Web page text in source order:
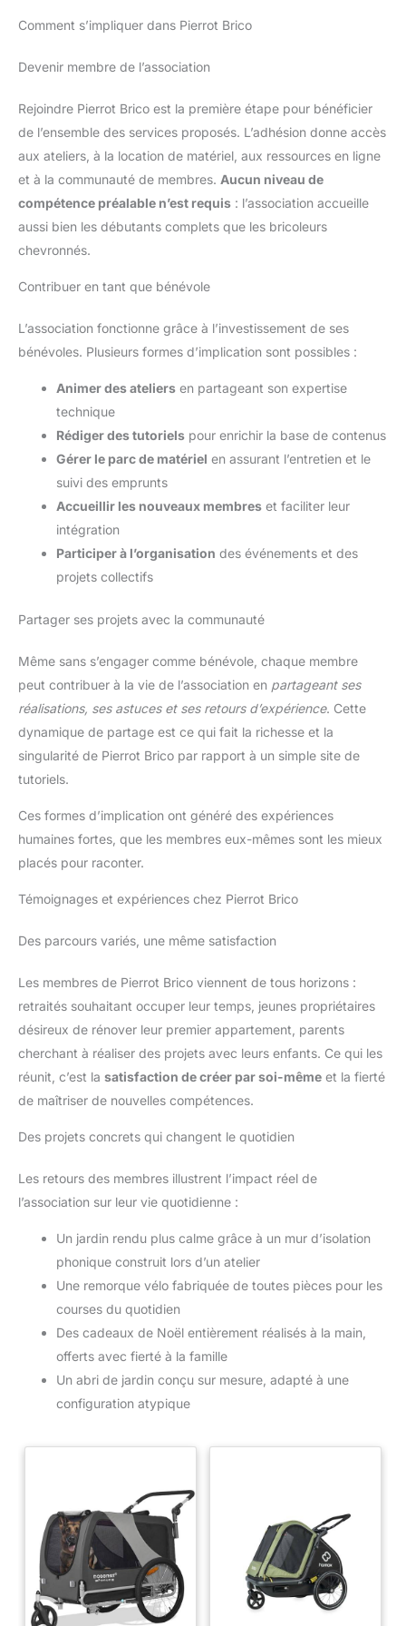
Nnous et Profitez du Service
de fahfana. Nous offrons un
également une équipe de
professionnelle pour fournir des
conseils et un service après -
vente. Nous prenons très au
sérieux les Précautions : 1.
complètement la batterie.
batteries de rechange est plus
efficace, préserve les cellules
batterie dans un endroit frais et
durée de vie ; 3. N’utilisez pas
appareils afin d’éviter toute
Comment s’impliquer dans Pierrot Brico
Devenir membre de l’association
Rejoindre Pierrot Brico est la première étape pour bénéficier
de l’ensemble des services proposés. L’adhésion donne accès
aux ateliers, à la location de matériel, aux ressources en ligne
et à la communauté de membres. Aucun niveau de
compétence préalable n’est requis : l’association accueille
aussi bien les débutants complets que les bricoleurs
chevronnés.
Contribuer en tant que bénévole
L’association fonctionne grâce à l’investissement de ses
bénévoles. Plusieurs formes d’implication sont possibles :
Animer des ateliers en partageant son expertise
technique
Rédiger des tutoriels pour enrichir la base de contenus
Gérer le parc de matériel en assurant l’entretien et le
suivi des emprunts
Accueillir les nouveaux membres et faciliter leur
intégration
Participer à l’organisation des événements et des
projets collectifs
Partager ses projets avec la communauté
Même sans s’engager comme bénévole, chaque membre
peut contribuer à la vie de l’association en partageant ses
réalisations, ses astuces et ses retours d’expérience. Cette
dynamique de partage est ce qui fait la richesse et la
singularité de Pierrot Brico par rapport à un simple site de
tutoriels.
Ces formes d’implication ont généré des expériences
humaines fortes, que les membres eux-mêmes sont les mieux
placés pour raconter.
Témoignages et expériences chez Pierrot Brico
Des parcours variés, une même satisfaction
Les membres de Pierrot Brico viennent de tous horizons :
retraités souhaitant occuper leur temps, jeunes propriétaires
désireux de rénover leur premier appartement, parents
cherchant à réaliser des projets avec leurs enfants. Ce qui les
réunit, c’est la satisfaction de créer par soi-même et la fierté
de maîtriser de nouvelles compétences.
Des projets concrets qui changent le quotidien
Les retours des membres illustrent l’impact réel de
l’association sur leur vie quotidienne :
Un jardin rendu plus calme grâce à un mur d’isolation
phonique construit lors d’un atelier
Une remorque vélo fabriquée de toutes pièces pour les
courses du quotidien
Des cadeaux de Noël entièrement réalisés à la main,
offerts avec fierté à la famille
Un abri de jardin conçu sur mesure, adapté à une
configuration atypique